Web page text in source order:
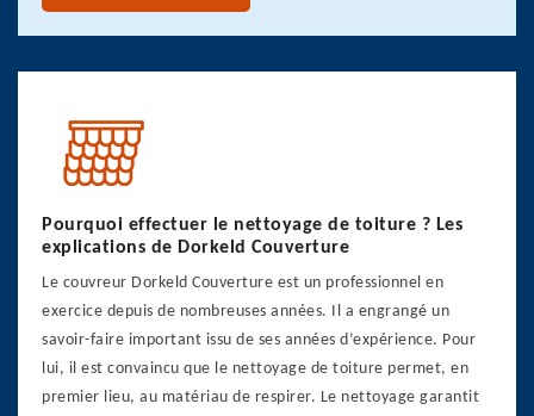
Pourquoi effectuer le nettoyage de toiture ? Les
explications de Dorkeld Couverture
Le couvreur Dorkeld Couverture est un professionnel en
exercice depuis de nombreuses années. Il a engrangé un
savoir-faire important issu de ses années d’expérience. Pour
lui, il est convaincu que le nettoyage de toiture permet, en
premier lieu, au matériau de respirer. Le nettoyage garantit